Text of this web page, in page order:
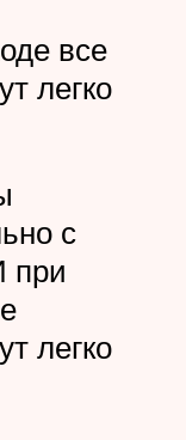
все
легко
с
при
легко